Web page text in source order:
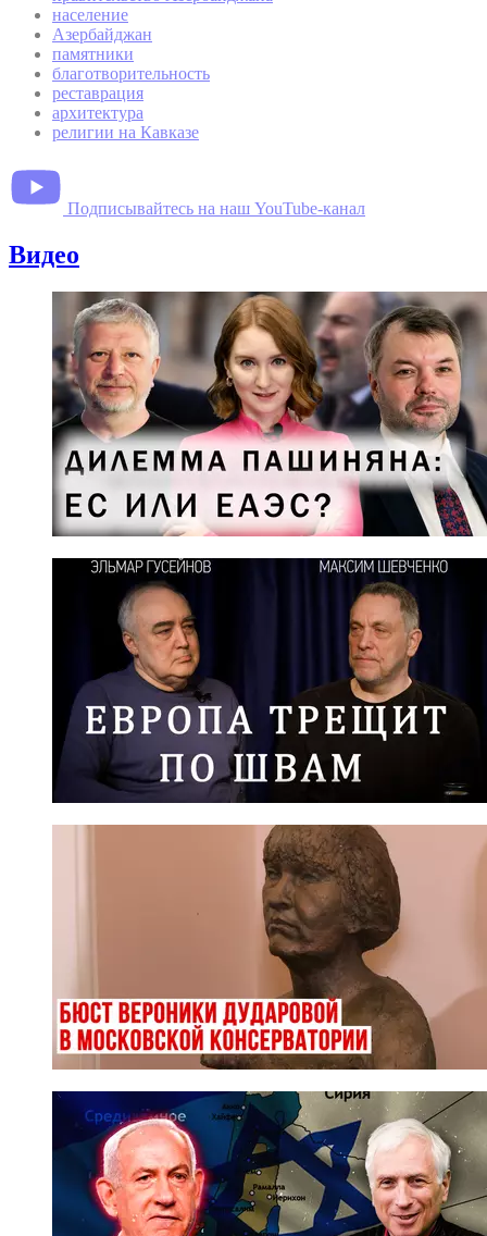
население
Азербайджан
памятники
благотворительность
реставрация
архитектура
религии на Кавказе
Подписывайтесь на наш YouTube-канал
Видео